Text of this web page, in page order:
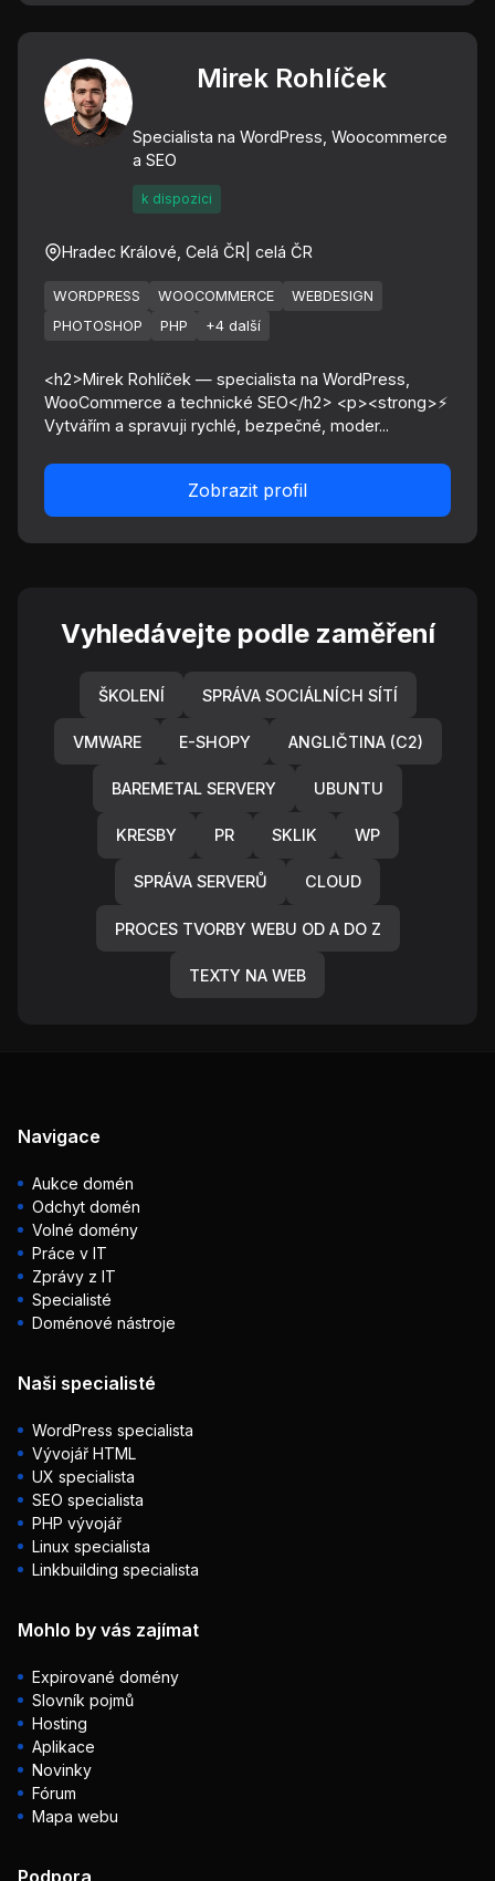
Mirek Rohlíček
Specialista na WordPress, Woocommerce
a SEO
k dispozici
Hradec Králové, Celá ČR | celá ČR
WORDPRESS WOOCOMMERCE
WEBDESIGN
PHOTOSHOP
PHP +4 další
<h2>Mirek Rohlíček — specialista na WordPress,
WooCommerce a technické SEO</h2> <p><strong>⚡
Vytvářím a spravuji rychlé, bezpečné, moder...
Zobrazit profil
Vyhledávejte podle zaměření
ŠKOLENÍ SPRÁVA SOCIÁLNÍCH SÍTÍ
VMWARE E-SHOPY ANGLIČTINA (C2)
BAREMETAL SERVERY UBUNTU
KRESBY PR SKLIK WP
SPRÁVA SERVERŮ CLOUD
PROCES TVORBY WEBU OD A DO Z
TEXTY NA WEB
Navigace
Aukce domén
Odchyt domén
Volné domény
Práce v IT
Zprávy z IT
Specialisté
Doménové nástroje
Naši specialisté
WordPress specialista
Vývojář HTML
UX specialista
SEO specialista
PHP vývojář
Linux specialista
Linkbuilding specialista
Mohlo by vás zajímat
Expirované domény
Slovník pojmů
Hosting
Aplikace
Novinky
Fórum
Mapa webu